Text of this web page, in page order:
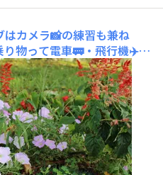
カメラ📸の練習も兼ね
物って電車🚃・飛行機✈️・
駅間の距離が短く、各停し
にスピードはないだろう
浜緑地や海浜大通り展望台
できますが、スピードは